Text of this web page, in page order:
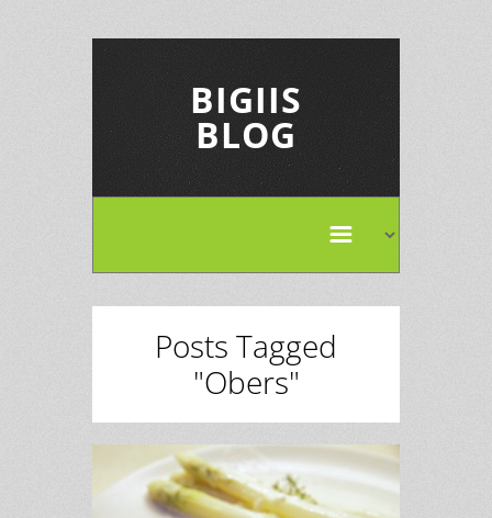
BIGIIS
BLOG
Posts Tagged
"Obers"